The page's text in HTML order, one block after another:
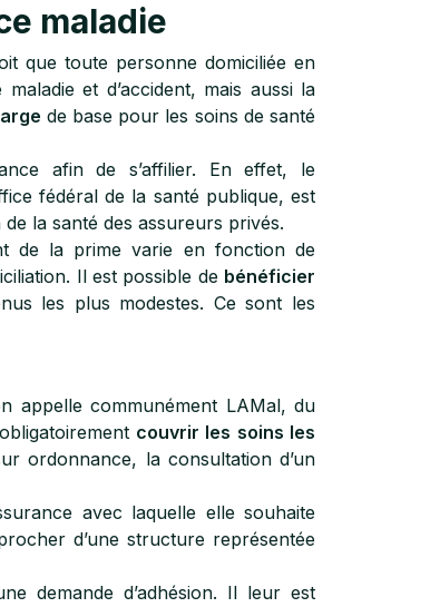
maladie
que toute personne domiciliée en
et d’accident, mais aussi la
de base pour les soins de santé
afin de s’affilier. En effet, le
fédéral de la santé publique, est
la santé des assureurs privés.
de la prime varie en fonction de
Il est possible de bénéficier
les plus modestes. Ce sont les
appelle communément LAMal, du
couvrir les soins les
ordonnance, la consultation d’un
avec laquelle elle souhaite
d’une structure représentée
demande d’adhésion. Il leur est